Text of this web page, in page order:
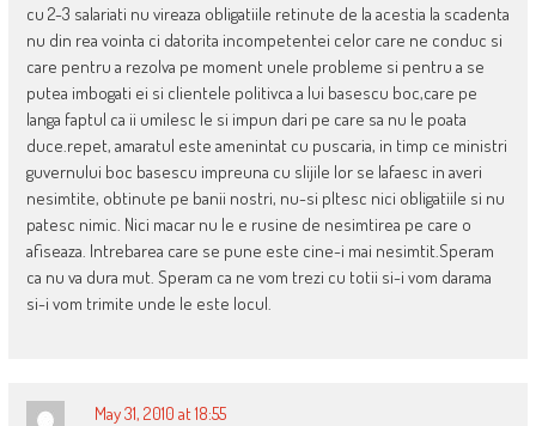
cu 2-3 salariati nu vireaza obligatiile retinute de la acestia la scadenta
nu din rea vointa ci datorita incompetentei celor care ne conduc si
care pentru a rezolva pe moment unele probleme si pentru a se
putea imbogati ei si clientele politivca a lui basescu boc,care pe
langa faptul ca ii umilesc le si impun dari pe care sa nu le poata
duce.repet, amaratul este amenintat cu puscaria, in timp ce ministri
guvernului boc basescu impreuna cu slijile lor se lafaesc in averi
nesimtite, obtinute pe banii nostri, nu-si pltesc nici obligatiile si nu
patesc nimic. Nici macar nu le e rusine de nesimtirea pe care o
afiseaza. Intrebarea care se pune este cine-i mai nesimtit.Speram
ca nu va dura mut. Speram ca ne vom trezi cu totii si-i vom darama
si-i vom trimite unde le este locul.
May 31, 2010 at 18:55